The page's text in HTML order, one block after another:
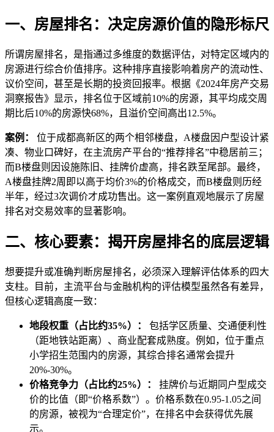
一、房屋排名：决定房源价值的隐形标尺
所谓房屋排名，是指通过多维度的数据评估，对特定区域内的
房源进行综合价值排序。这种排序直接影响着房产的流动性、
议价空间，甚至是长期的投资回报率。根据《2024年房产交易
洞察报告》显示，排名位于区域前10%的房源，其平均成交周
期比后10%的房源快68%，且溢价空间高出12.5%。
案例：
位于成都高新区的两个相邻楼盘，A楼盘因户型设计紧
凑、物业口碑好，在主流房产平台的“推荐排名”中稳居前三；
而B楼盘则因设施陈旧、挂牌价虚高，排名跌至尾部。最终，
A楼盘挂牌2周即以高于均价3%的价格成交，而B楼盘则历经
半年，经过3次调价才成功售出。这一案例直观地展示了房屋
排名对交易效率的显著影响。
二、核心要素：揭开房屋排名的底层逻辑
想要提升或准确判断房屋排名，必须深入理解评估体系的四大
支柱。目前，主流平台与金融机构的评估模型虽然各有差异，
但核心逻辑高度一致：
地段权重（占比约35%）：
包括学区质量、交通便利性
（距地铁站距离）、商业配套成熟度。例如，位于重点
小学招生范围内的房源，其综合排名通常会提升
20%-30%。
价格竞争力（占比约25%）：
挂牌价与近期同户型成交
价的比值（即“价格系数”）。价格系数在0.95-1.05之间
的房源，被视为“合理定价”，在排名中会获得优先展
示。